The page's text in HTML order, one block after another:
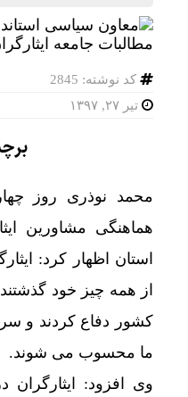
کد نوشته: 2845
تیر ۲۷, ۱۳۹۷
محمد نوذری روز
هماهنگی مشاورین
استان اظهار کرد:
از همه چیز خود
کشور دفاع کردند و
ما محسوب می شوند.
وی افزود: